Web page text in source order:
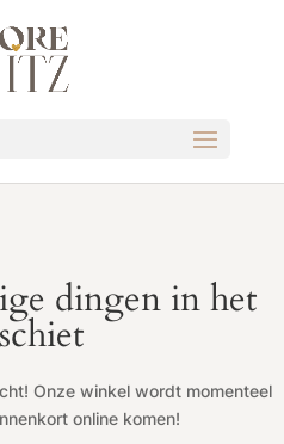
dingen in het
Onze winkel wordt momenteel
online komen!